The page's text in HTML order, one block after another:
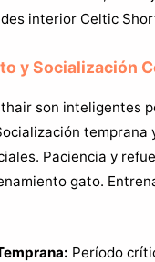
interior Celtic
y Socialización
son inteligentes
temprana
Paciencia y
gato.
Período